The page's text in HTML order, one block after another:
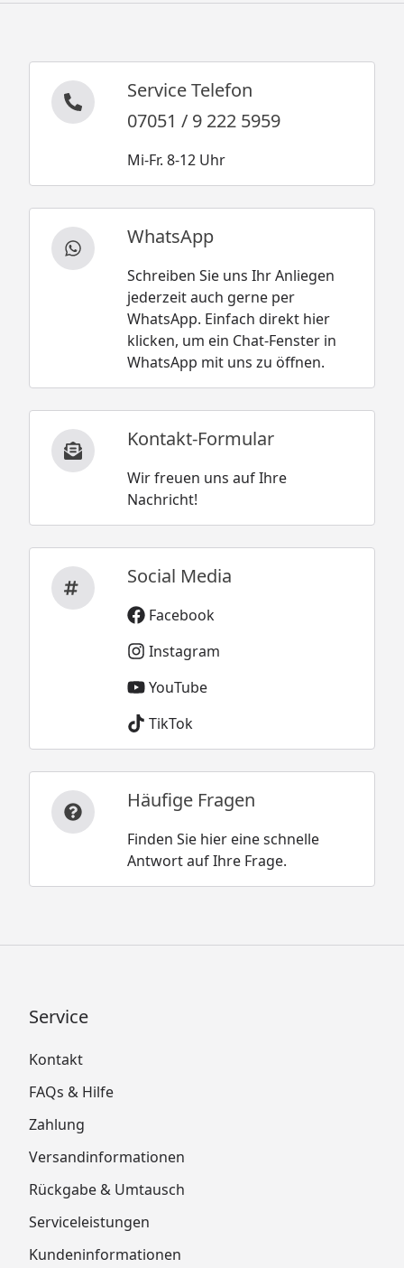
Service Telefon
07051 / 9 222 5959
Mi-Fr. 8-12 Uhr
WhatsApp
Schreiben Sie uns Ihr Anliegen
jederzeit auch gerne per
WhatsApp. Einfach direkt hier
klicken, um ein Chat-Fenster in
WhatsApp mit uns zu öffnen.
Kontakt-Formular
Wir freuen uns auf Ihre
Nachricht!
Social Media
Facebook
Instagram
YouTube
TikTok
Häufige Fragen
Finden Sie hier eine schnelle
Antwort auf Ihre Frage.
Service
Kontakt
FAQs & Hilfe
Zahlung
Versandinformationen
Rückgabe & Umtausch
Serviceleistungen
Kundeninformationen